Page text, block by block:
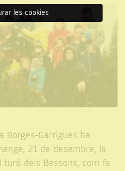
Borges-Garrigues ha
21 de desembre, la
dels Bessons, com fa
les cookies